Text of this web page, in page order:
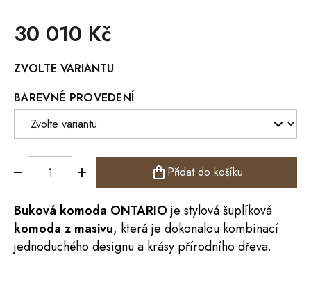
30 010 Kč
cena:
ZVOLTE VARIANTU
BAREVNÉ PROVEDENÍ
Přidat do košíku
Buková komoda ONTARIO je stylová šuplíková
komoda z masivu, která je dokonalou kombinací
jednoduchého designu a krásy přírodního dřeva.